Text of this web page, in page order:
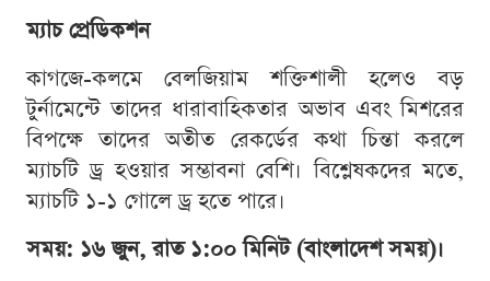
ম্যাচ প্রেডিকশন
কাগজে-কলমে বেলজিয়াম শক্তিশালী হলেও বড়
টুর্নামেন্টে তাদের ধারাবাহিকতার অভাব এবং মিশরের
বিপক্ষে তাদের অতীত রেকর্ডের কথা চিন্তা করলে
ম্যাচটি ড্র হওয়ার সম্ভাবনা বেশি। বিশ্লেষকদের মতে,
ম্যাচটি ১-১ গোলে ড্র হতে পারে।
সময়: ১৬ জুন, রাত ১:০০ মিনিট (বাংলাদেশ সময়)।